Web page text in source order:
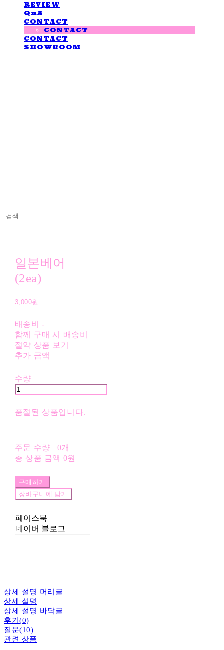
REVIEW
QnA
CONTACT
CONTACT
CONTACT
SHOWROOM
일본베어
(2ea)
3,000원
배송비-
함께 구매 시 배송비
절약 상품 보기
추가 금액
수량
품절된 상품입니다.
주문 수량
0개
총 상품 금액 0원
구매하기
장바구니에 담기
페이스북
네이버 블로그
상세 설명 머리글
상세 설명
상세 설명 바닥글
후기(0)
질문(10)
관련 상품